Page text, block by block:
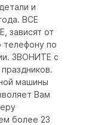
и
ВСЕ
зависят от
по
ЗВОНИТЕ с
машины
Вам
более 23